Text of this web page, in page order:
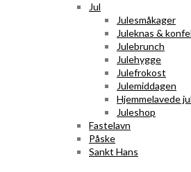
Jul
Julesmåkager
Juleknas &
Julebrunch
Julehygge
Julefrokost
Julemiddagen
Hjemmelavede
Juleshop
Fastelavn
Påske
Sankt Hans